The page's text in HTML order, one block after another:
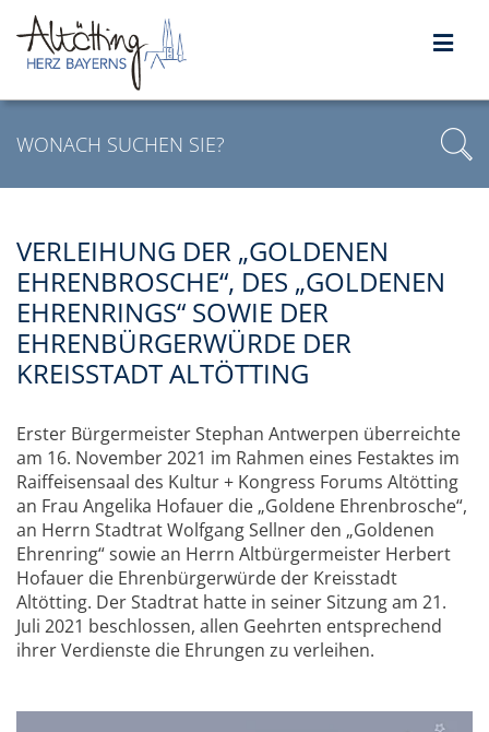
VERLEIHUNG DER „GOLDENEN
EHRENBROSCHE“, DES „GOLDENEN
EHRENRINGS“ SOWIE DER
EHRENBÜRGERWÜRDE DER
KREISSTADT ALTÖTTING
Erster Bürgermeister Stephan Antwerpen überreichte
am 16. November 2021 im Rahmen eines Festaktes im
Raiffeisensaal des Kultur + Kongress Forums Altötting
an Frau Angelika Hofauer die „Goldene Ehrenbrosche“,
an Herrn Stadtrat Wolfgang Sellner den „Goldenen
Ehrenring“ sowie an Herrn Altbürgermeister Herbert
Hofauer die Ehrenbürgerwürde der Kreisstadt
Altötting. Der Stadtrat hatte in seiner Sitzung am 21.
Juli 2021 beschlossen, allen Geehrten entsprechend
ihrer Verdienste die Ehrungen zu verleihen.